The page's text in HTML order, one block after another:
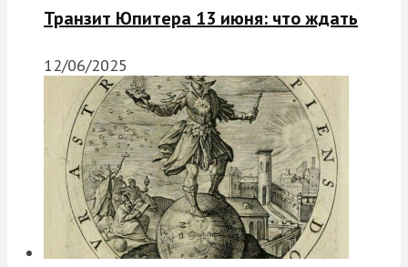
Транзит Юпитера 13 июня: что ждать
12/06/2025